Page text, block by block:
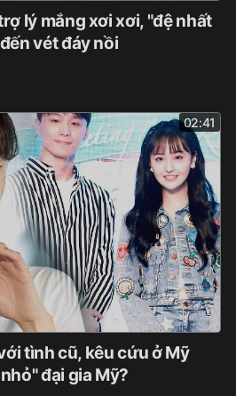
lý mắng xơi xơi, "đệ nhất
vét đáy nồi
02:41
tình cũ, kêu cứu ở Mỹ
đại gia Mỹ?